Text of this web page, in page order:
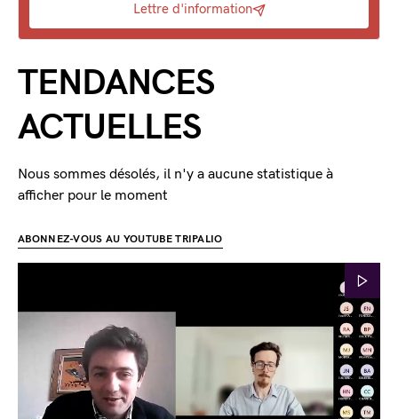
Lettre d'information
TENDANCES
ACTUELLES
Nous sommes désolés, il n'y a aucune statistique à
afficher pour le moment
ABONNEZ-VOUS AU YOUTUBE TRIPALIO